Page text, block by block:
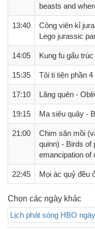
beasts and
13:40
Công viên kỉ
Lego jurassic
14:05 Kung fu gấu
15:35 Tôi ti tiện phần
17:10 Lãng quên -
19:15 Ma siêu quậy -
21:00
Chim săn mồi
quinn) - Birds of
emancipation of
22:45 Mọi ác quỷ đều
Chọn các ngày khác
Lịch phát sóng HBO